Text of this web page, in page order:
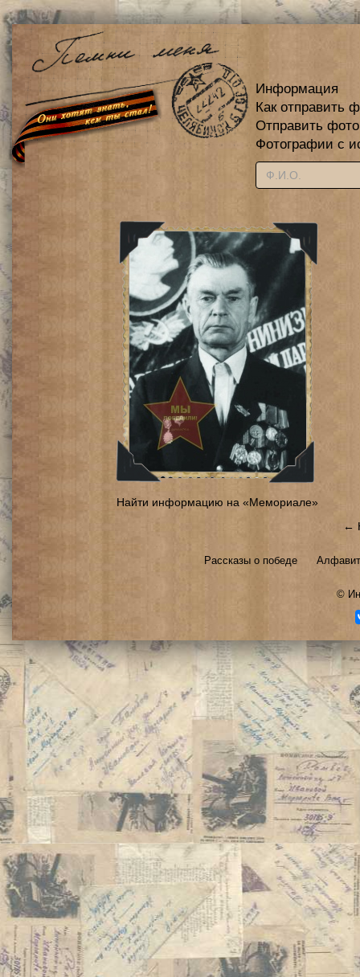
Информация
Как отправить
Отправить
Фотографии с
Найти информацию на «Мемориале»
←
Рассказы о победе
©